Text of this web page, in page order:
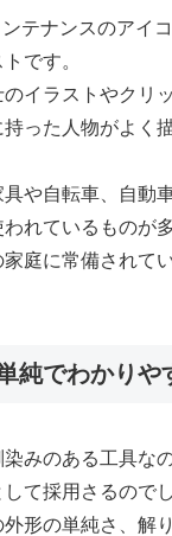
テナンスのアイ
です。
イラストやクリ
った人物がよく
や自転車、自動
れているものが
庭に常備されてい
純でわかりや
みのある工具な
て採用さるのでし
形の単純さ、解